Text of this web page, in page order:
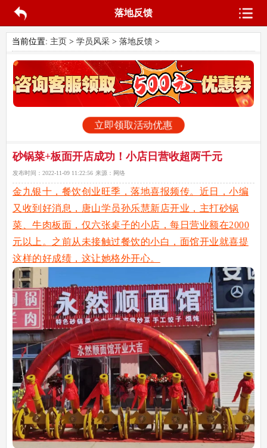
落地反馈
当前位置: 主页 > 学员风采> 落地反馈>
立即领取活动优惠
砂锅菜+板面开店成功！小店日营收超两千元
发布时间： 2022-11-09 11:22:56 来源： 网络
金九银十，餐饮创业旺季，落地喜报频传。近日，小编
又收到好消息，唐山学员孙乐慧新店开业，主打砂锅
菜、牛肉板面，仅六张桌子的小店，每日营业额在2000
元以上。之前从未接触过餐饮的小白，面馆开业就喜提
这样的好成绩，这让她格外开心。